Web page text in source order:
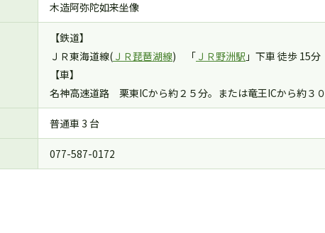
木造阿弥陀如来坐像
【鉄道】
ＪＲ東海道線( ＪＲ琵琶湖線) 「 ＪＲ野洲駅 」下車 徒歩 15分
【車】
名神高速道路 栗東ICから約２５分。または竜王ICから約３
普通車 3 台
077-587-0172